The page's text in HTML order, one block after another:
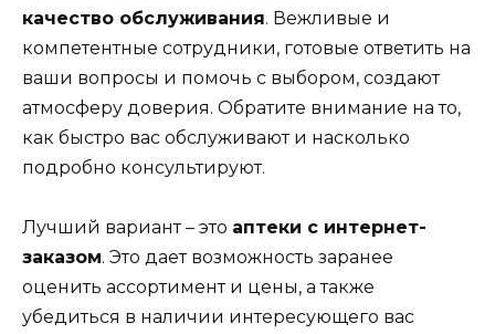
качество обслуживания. Вежливые и
компетентные сотрудники, готовые ответить на
ваши вопросы и помочь с выбором, создают
атмосферу доверия. Обратите внимание на то,
как быстро вас обслуживают и насколько
подробно консультируют.
Лучший вариант – это аптеки с интернет-
заказом. Это дает возможность заранее
оценить ассортимент и цены, а также
убедиться в наличии интересующего вас